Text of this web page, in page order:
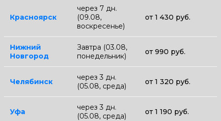
Красноярск
через 7 дн.
(09.08,
воскресенье)
от 1 430 руб.
Нижний
Новгород
Завтра (03.08,
понедельник)
от 990 руб.
Челябинск
через 3 дн.
(05.08, среда)
от 1 320 руб.
Уфа
через 3 дн.
(05.08, среда)
от 1 190 руб.